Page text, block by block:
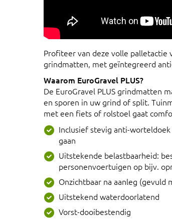
Profiteer van deze volle palletactie
grindmatten, met geïntegreerd
Waarom EuroGravel PLUS?
De EuroGravel PLUS grindmatten
en sporen in uw grind of split.
met een fiets of rolstoel gaat
Inclusief stevig anti-
gaan
Uitstekende belastbaarheid:
personenvoertuigen op bijv.
Onzichtbaar na aanleg (gevuld
Uitstekend waterdoorlatend
Vorst-dooibestendig